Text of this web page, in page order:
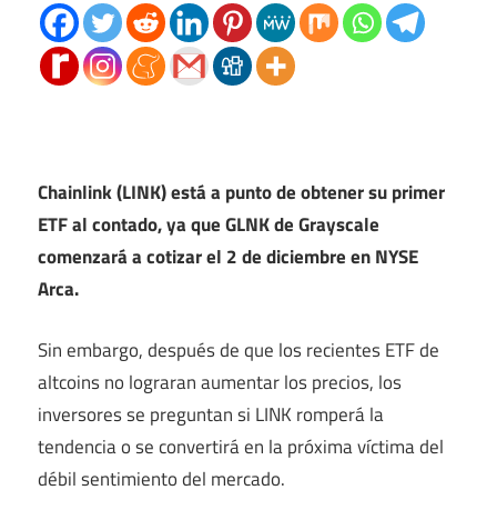
Chainlink (LINK) está a punto de obtener su primer
ETF al contado, ya que GLNK de Grayscale
comenzará a cotizar el 2 de diciembre en NYSE
Arca.
Sin embargo, después de que los recientes ETF de
altcoins no lograran aumentar los precios, los
inversores se preguntan si LINK romperá la
tendencia o se convertirá en la próxima víctima del
débil sentimiento del mercado.